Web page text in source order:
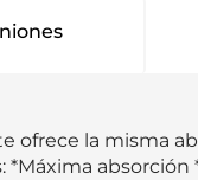
ofrece la misma
*Máxima